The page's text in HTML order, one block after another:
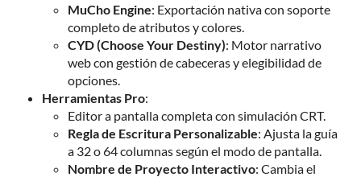
MuCho Engine: Exportación nativa con soporte
completo de atributos y colores.
CYD (Choose Your Destiny): Motor narrativo
web con gestión de cabeceras y elegibilidad de
opciones.
Herramientas Pro:
Editor a pantalla completa con simulación CRT.
Regla de Escritura Personalizable: Ajusta la guía
a 32 o 64 columnas según el modo de pantalla.
Nombre de Proyecto Interactivo: Cambia el